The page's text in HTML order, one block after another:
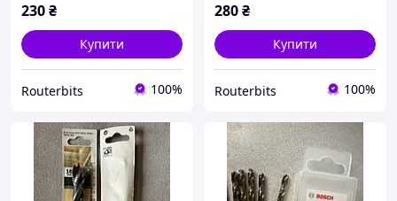
230₴
Купити
Routerbits 100%
280₴
Купити
Routerbits 100%